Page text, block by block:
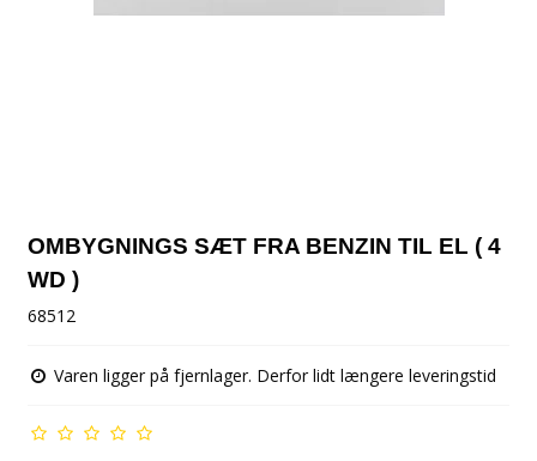
OMBYGNINGS SÆT FRA BENZIN TIL EL ( 4
WD )
68512
Varen ligger på fjernlager. Derfor lidt længere leveringstid